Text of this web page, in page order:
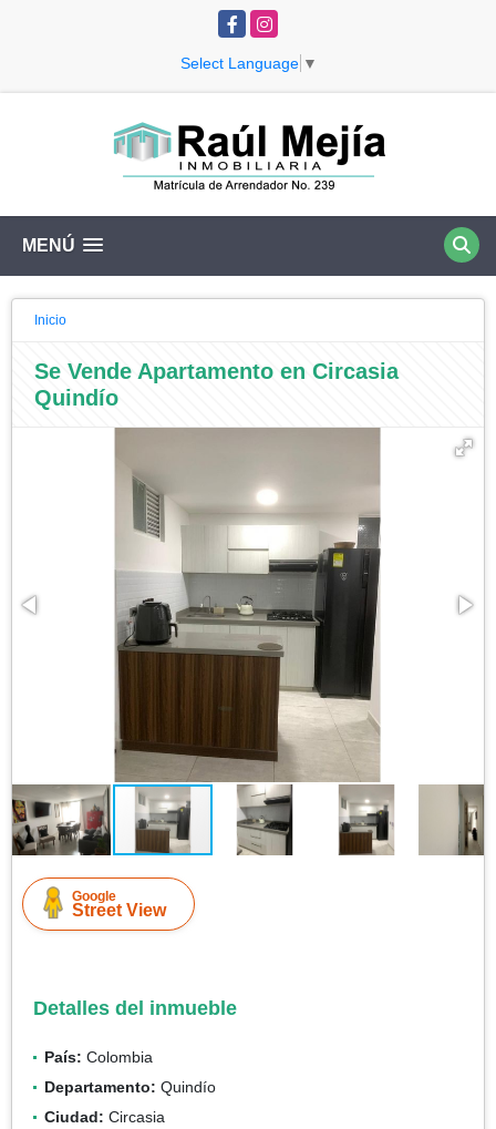
FacebookInstagram
Select Language ▼
MENÚ
Inicio
Se Vende Apartamento en Circasia
Quindío
Google
Street View
Detalles del inmueble
País: Colombia
Departamento: Quindío
Ciudad: Circasia